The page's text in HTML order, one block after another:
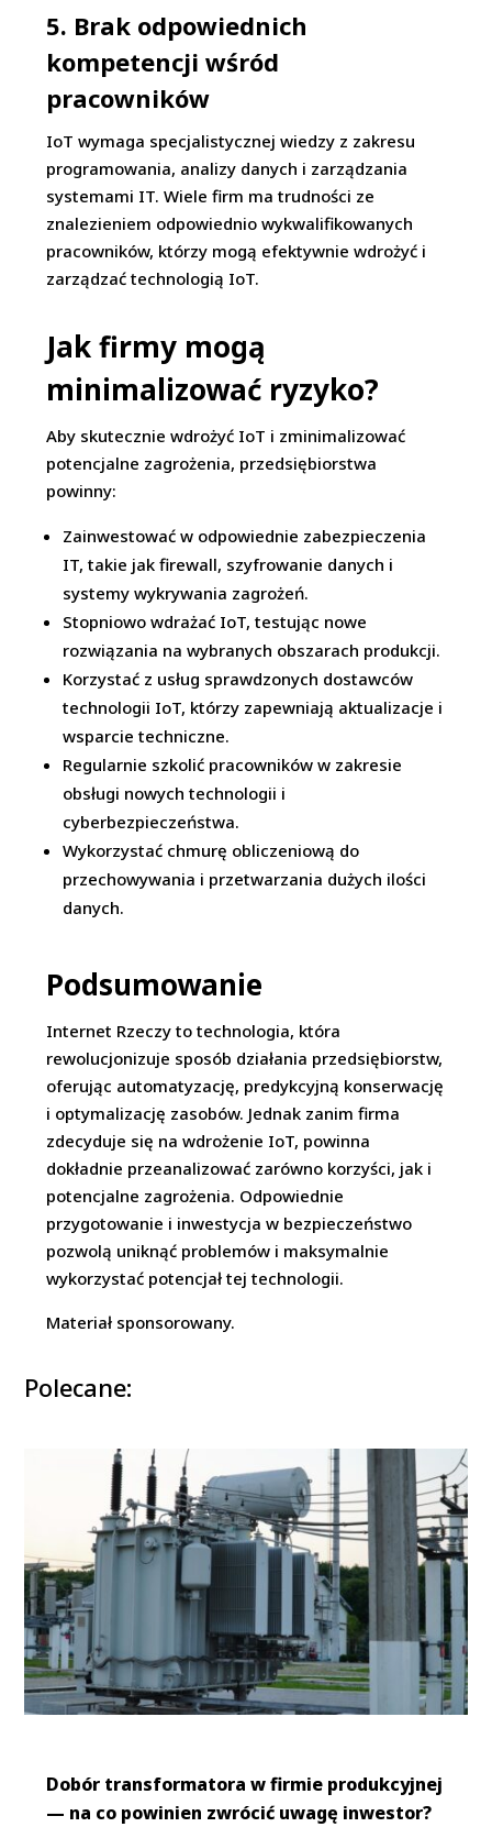
5. Brak odpowiednich
kompetencji wśród
pracowników
IoT wymaga specjalistycznej wiedzy z zakresu
programowania, analizy danych i zarządzania
systemami IT. Wiele firm ma trudności ze
znalezieniem odpowiednio wykwalifikowanych
pracowników, którzy mogą efektywnie wdrożyć i
zarządzać technologią IoT.
Jak firmy mogą
minimalizować ryzyko?
Aby skutecznie wdrożyć IoT i zminimalizować
potencjalne zagrożenia, przedsiębiorstwa
powinny:
Zainwestować w odpowiednie zabezpieczenia
IT, takie jak firewall, szyfrowanie danych i
systemy wykrywania zagrożeń.
Stopniowo wdrażać IoT, testując nowe
rozwiązania na wybranych obszarach produkcji.
Korzystać z usług sprawdzonych dostawców
technologii IoT, którzy zapewniają aktualizacje i
wsparcie techniczne.
Regularnie szkolić pracowników w zakresie
obsługi nowych technologii i
cyberbezpieczeństwa.
Wykorzystać chmurę obliczeniową do
przechowywania i przetwarzania dużych ilości
danych.
Podsumowanie
Internet Rzeczy to technologia, która
rewolucjonizuje sposób działania przedsiębiorstw,
oferując automatyzację, predykcyjną konserwację
i optymalizację zasobów. Jednak zanim firma
zdecyduje się na wdrożenie IoT, powinna
dokładnie przeanalizować zarówno korzyści, jak i
potencjalne zagrożenia. Odpowiednie
przygotowanie i inwestycja w bezpieczeństwo
pozwolą uniknąć problemów i maksymalnie
wykorzystać potencjał tej technologii.
Materiał sponsorowany.
Polecane:
Dobór transformatora w firmie produkcyjnej
— na co powinien zwrócić uwagę inwestor?